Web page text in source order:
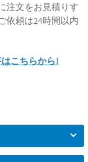
注文をお見積りす
依頼は24時間以内
こちらから!